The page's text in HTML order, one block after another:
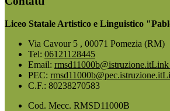
Liceo Statale Artistico e Linguistico
Via Cavour 5 , 00071 Pomezia (RM)
Tel: 06121128445
Email: rmsd11000b@istruzione.itLink
PEC: rmsd11000b@pec.istruzione.it
C.F.: 80238270583
Cod. Mecc. RMSD11000B